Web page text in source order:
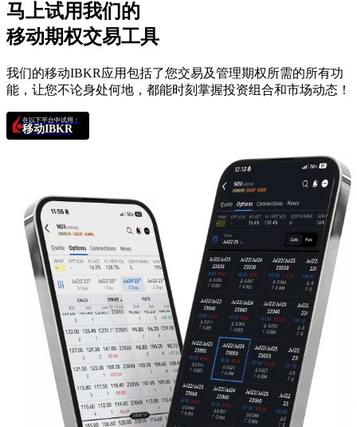
马上试用我们的
移动期权交易工具
我们的移动IBKR应用包括了您交易及管理期权所需的所有功
能，让您不论身处何地，都能时刻掌握投资组合和市场动态！
在以下平台中试用：
移动IBKR